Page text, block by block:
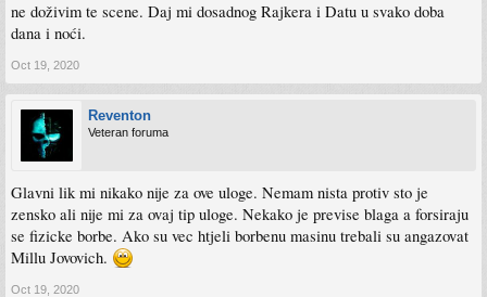
ne doživim te scene. Daj mi dosadnog Rajkera i Datu u svako doba
dana i noći.
Oct 19, 2020
Reventon
Veteran foruma
Glavni lik mi nikako nije za ove uloge. Nemam nista protiv sto je
zensko ali nije mi za ovaj tip uloge. Nekako je previse blaga a forsiraju
se fizicke borbe. Ako su vec htjeli borbenu masinu trebali su angazovat
Millu Jovovich.
Oct 19, 2020